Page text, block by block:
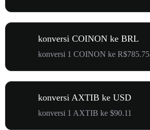
konversi COINON ke BRL
konversi 1 COINON ke R$785.75
konversi AXTIB ke USD
konversi 1 AXTIB ke $90.11